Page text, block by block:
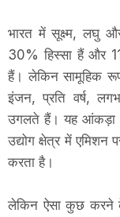
भारत में सूक्ष्म, लघु
30% हिस्सा हैं और
हैं। लेकिन सामूहिक
इंजन, प्रति वर्ष,
उगलते हैं। यह आंकड़ा
उद्योग क्षेत्र में
करता है।
लेकिन ऐसा कुछ करने